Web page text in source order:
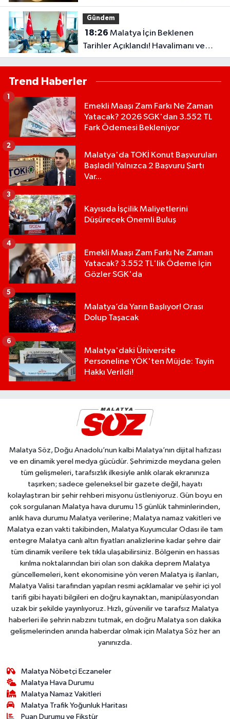
Gündem
18:26
Tarihler Açıklandı! Havalimanı ve
Çevre Yolu Açılıyor..
Trend Haberler
Emekli Maaşı Zam Farkı Ne Zaman
Yatacak? 2026 SGK'dan 3.552 TL
Fark Ödemesi Bekleniyor
1
Malatya'da TOKİ Konut Başvuruları
Başladı! Yalnızca 2 Başvuru Şartı
Var...
2
Kayısıda İşçilik Maliyetlerini
Düşürecek Önemli Buluş
3
Emekli Maaşı Zam Farkı Ne Zaman
Yatacak? 3.552 TL'lik Ödeme İçin
Gözler SGK'da
4
Malatya’da Yarın Başlıyor! Orası
Dolup Taşacak
5
Malatya'daki Üniversite
Personeline YÖK'ten Müjde: Tayin
Hakkı Verildi!
6
Malatya Söz, Doğu Anadolu’nun kalbi Malatya’nın dijital hafızası
ve en dinamik yerel medya gücüdür. Şehrimizde meydana gelen
tüm gelişmeleri, tarafsızlık ilkesiyle anlık olarak ekranınıza
taşırken; sadece geleneksel bir gazete değil, hayatı
kolaylaştıran bir şehir rehberi misyonu üstleniyoruz. Gün boyu en
çok sorgulanan Malatya hava durumu 15 günlük tahminlerinden,
anlık hava durumu Malatya verilerine; Malatya namaz vakitleri ve
Malatya ezan vakti takibinden, Malatya Kuyumcular Odası ile tam
entegre Malatya canlı altın fiyatları analizlerine kadar şehre dair
tüm dinamik verilere tek tıkla ulaşabilirsiniz. Bölgenin en hassas
kırılma noktalarından biri olan son dakika deprem Malatya
güncellemeleri, kent ekonomisine yön veren Malatya iş ilanları,
Malatya Valisi tarafından yapılan resmi açıklamalar ve şehir içi yol
tarifi gibi hayati bilgileri en doğru kaynaktan, manipülasyondan
uzak bir şekilde yayınlıyoruz. Hızlı, güvenilir ve tarafsız Malatya
haberleri ile şehrin nabzını tutmak, en doğru Malatya son dakika
gelişmelerinden anında haberdar olmak için Malatya Söz her an
yanınızda.
Malatya Nöbetçi Eczaneler
Malatya Hava Durumu
Malatya Namaz Vakitleri
Malatya Trafik Yoğunluk Haritası
Puan Durumu ve Fikstür